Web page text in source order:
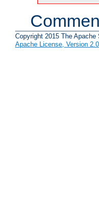
Copyright 2015 The Apache
Apache License, Version 2.0